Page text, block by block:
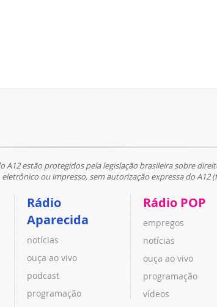
A12 estão protegidos pela legislação brasileira sobre
ou impresso, sem autorização expressa do A12
Rádio
Aparecida
notícias
ouça ao vivo
podcast
programação
Rádio POP
empregos
notícias
ouça ao vivo
programação
vídeos